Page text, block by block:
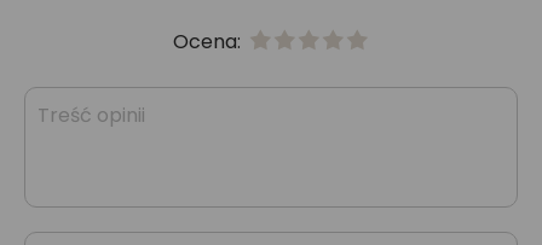
Ocena: